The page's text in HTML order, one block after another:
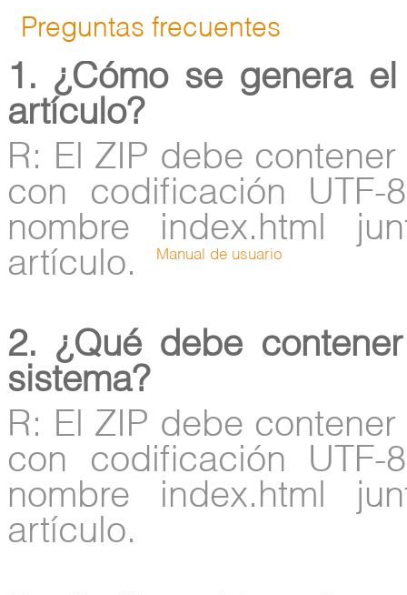
Preguntas frecuentes
1. ¿Cómo se genera
artículo?
R: El ZIP debe
con codificación
nombre index.html
artículo.
Manual de usuario
2. ¿Qué debe
sistema?
R: El ZIP debe
con codificación
nombre index.html
artículo.